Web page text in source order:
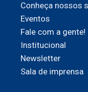
Conheça nossos
Eventos
Fale com a gente!
Institucional
Newsletter
Sala de imprensa